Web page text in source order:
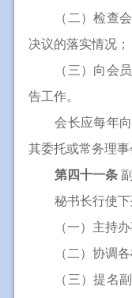
（二）检查
决议的落实情况；
（三）向会
告工作。
会长应每年
其委托或常务理事
第四十一条
秘书长行使下
（一）主持
（二）协调
（三）提名